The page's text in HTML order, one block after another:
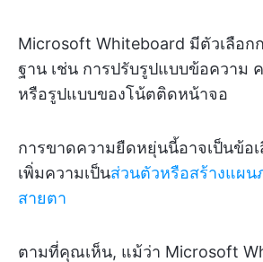
Microsoft Whiteboard มีตัวเลือก
ฐาน เช่น การปรับรูปแบบข้อความ
หรือรูปแบบของโน้ตติดหน้าจอ
การขาดความยืดหยุ่นนี้อาจเป็นข้อ
เพิ่มความเป็นส่วนตัวหรือสร้างแผ
สายตา
ตามที่คุณเห็น, แม้ว่า Microsoft